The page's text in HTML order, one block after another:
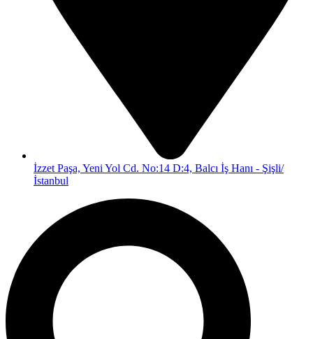
İzzet Paşa, Yeni Yol Cd. No:14 D:4, Balcı İş Hanı - Şişli/
İstanbul